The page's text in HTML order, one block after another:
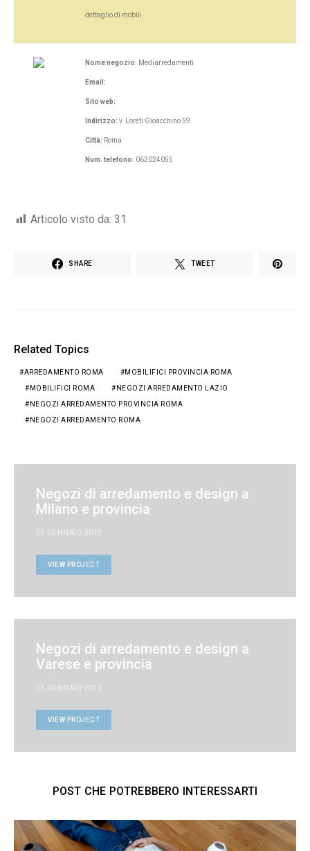
dettaglio di mobili.
Nome negozio: Mediarredamenti
Email:
Sito web:
Indirizzo: v. Loreti Gioacchino 59
Città: Roma
Num. telefono: 062024055
Articolo visto da: 31
SHARE TWEET
Related Topics
ARREDAMENTO ROMA MOBILIFICI PROVINCIA ROMA
MOBILIFICI ROMA NEGOZI ARREDAMENTO LAZIO
NEGOZI ARREDAMENTO PROVINCIA ROMA
NEGOZI ARREDAMENTO ROMA
Negozi di arredamento e design a
Milano e provincia
25 GENNAIO 2012
VIEW PROJECT
Negozi di arredamento e design a
Varese e provincia
25 GENNAIO 2012
VIEW PROJECT
POST CHE POTREBBERO INTERESSARTI